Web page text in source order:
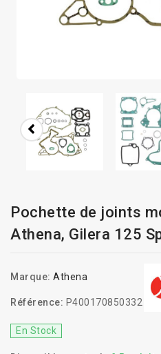
Pochette de joints
Athena, Gilera 125
Marque: Athena
Référence: P400170850332
En Stock